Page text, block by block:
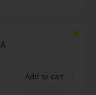
Add to cart